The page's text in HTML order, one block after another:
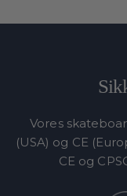
Vores
(USA) og CE
CE og